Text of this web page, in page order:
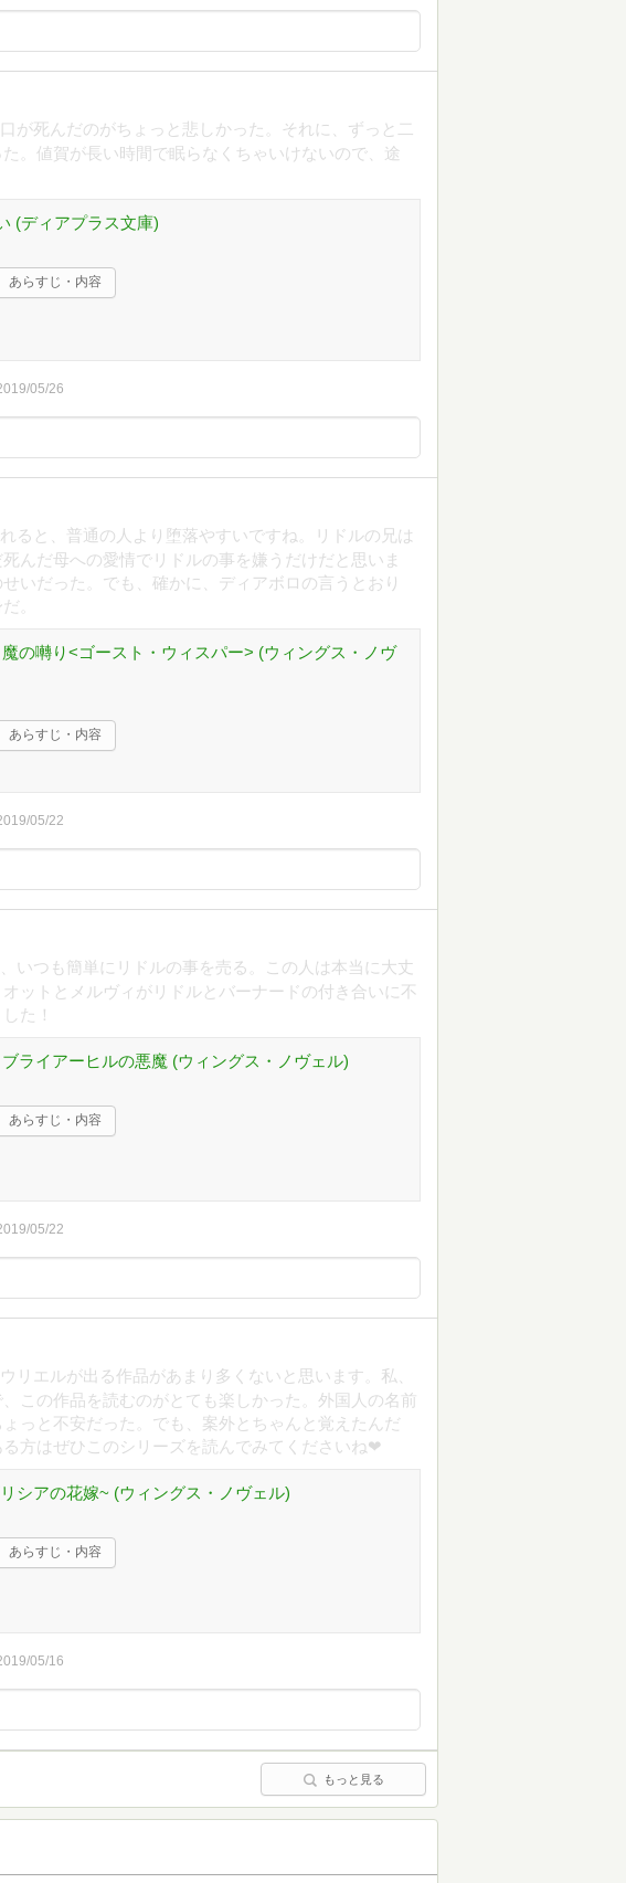
が死んだのがちょっと悲しかった。それに、ずっと二
。値賀が長い時間で眠らなくちゃいけないので、途
(ディアプラス文庫)
あらすじ・内容
05/26
ると、普通の人より堕落やすいですね。リドルの兄は
んだ母への愛情でリドルの事を嫌うだけだと思いま
いだった。でも、確かに、ディアボロの言うとおり
。
の囀り<ゴースト・ウィスパー> (ウィングス・ノヴ
あらすじ・内容
05/22
いつも簡単にリドルの事を売る。この人は本当に大丈
ットとメルヴィがリドルとバーナードの付き合いに不
た！
ライアーヒルの悪魔 (ウィングス・ノヴェル)
あらすじ・内容
05/22
リエルが出る作品があまり多くないと思います。私、
この作品を読むのがとても楽しかった。外国人の名前
っと不安だった。でも、案外とちゃんと覚えたんだ
方はぜひこのシリーズを読んでみてくださいね❤
シアの花嫁~ (ウィングス・ノヴェル)
あらすじ・内容
05/16
もっと見る